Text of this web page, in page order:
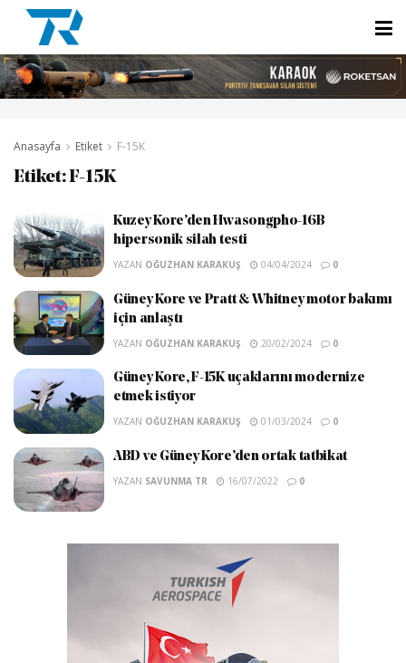
Anasayfa Etiket F-15K
Etiket:F-15K
Kuzey Kore’den Hwasongpho-16B
hipersonik silah testi
YAZAN OĞUZHAN KARAKUŞ 04/04/2024 0
Güney Kore ve Pratt & Whitney motor bakımı
için anlaştı
YAZAN OĞUZHAN KARAKUŞ 20/02/2024 0
Güney Kore, F-15K uçaklarını modernize
etmek istiyor
YAZAN OĞUZHAN KARAKUŞ 01/03/2024 0
ABD ve Güney Kore’den ortak tatbikat
YAZAN SAVUNMA TR 16/07/2022 0